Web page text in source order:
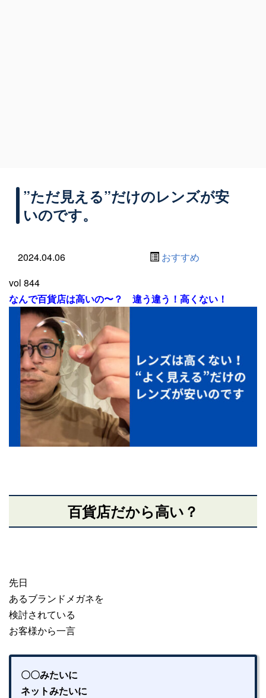
”ただ見える”だけのレンズが安
いのです。
2024.04.06
おすすめ
vol 844
なんで百貨店は高いの〜？ 違う違う！高くない！
百貨店だから高い？
先日
あるブランドメガネを
検討されている
お客様から一言
〇〇みたいに
ネットみたいに